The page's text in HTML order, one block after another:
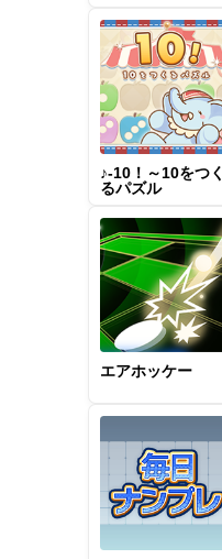
♪-10！～10をつく
るパズル
エアホッケー